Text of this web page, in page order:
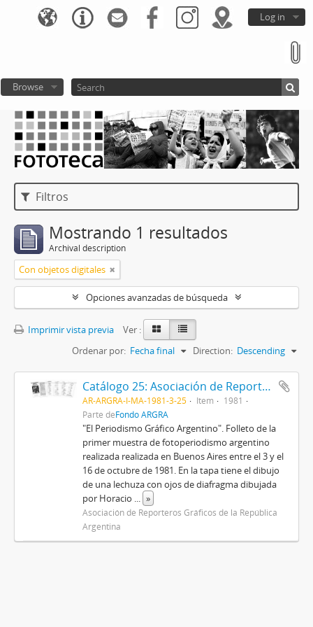
Log in
Browse
Filtros
Mostrando 1 resultados
Archival description
Con objetos digitales
Opciones avanzadas de búsqueda
Imprimir vista previa
Ver :
Ordenar por: Fecha final Direction: Descending
Catálogo 25: Asociación de Reporteros Gráficos de la República Argentina
AR-ARGRA-I-MA-1981-3-25 Item
1981
Parte deFondo ARGRA
"El Periodismo Gráfico Argentino". Folleto de la
primer muestra de fotoperiodismo argentino
realizada realizada en Buenos Aires entre el 3 y el
16 de octubre de 1981. En la tapa tiene el dibujo
de una lechuza con ojos de diafragma dibujada
por Horacio ... »
Asociación de Reporteros Gráficos de la República
Argentina